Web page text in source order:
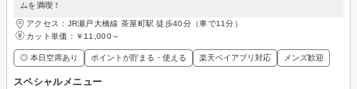
ムを満喫！
アクセス：JR瀬戸大橋線 茶屋町駅 徒歩40分（車で11分）
カット単価： ￥11,000～
◎ 本日空席あり ポイントが貯まる・使える 楽天ペイアプリ対応 メンズ歓迎
スペシャルメニュー